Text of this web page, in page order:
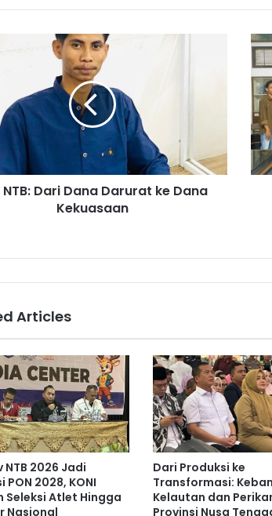
NTB: Dari Dana Darurat ke Dana
Kekuasaan
Articles
NTB 2026 Jadi
PON 2028, KONI
Seleksi Atlet Hingga
Nasional
Dari Produksi ke
Transformasi:
Kelautan dan
Provinsi Nusa